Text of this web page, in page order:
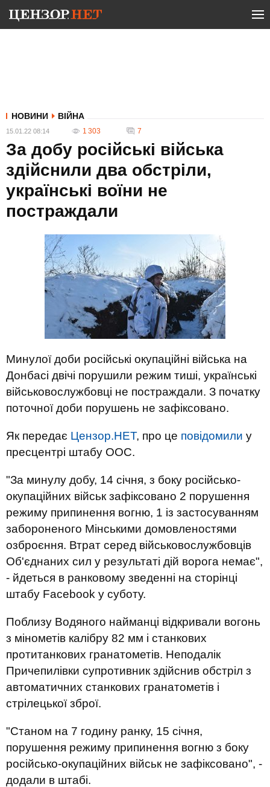
НОВИНИ ВІЙНА
15.01.22 08:14 1 303 7
За добу російські війська
здійснили два обстріли,
українські воїни не
постраждали
Минулої доби російські окупаційні війська на
Донбасі двічі порушили режим тиші, українські
військовослужбовці не постраждали. З початку
поточної доби порушень не зафіксовано.
Як передає Цензор.НЕТ, про це повідомили у
пресцентрі штабу ООС.
"За минулу добу, 14 січня, з боку російсько-
окупаційних військ зафіксовано 2 порушення
режиму припинення вогню, 1 із застосуванням
забороненого Мінськими домовленостями
озброєння. Втрат серед військовослужбовців
Об'єднаних сил у результаті дій ворога немає",
- йдеться в ранковому зведенні на сторінці
штабу Facebook у суботу.
Поблизу Водяного найманці відкривали вогонь
з мінометів калібру 82 мм і станкових
протитанкових гранатометів. Неподалік
Причепилівки супротивник здійснив обстріл з
автоматичних станкових гранатометів і
стрілецької зброї.
"Станом на 7 годину ранку, 15 січня,
порушення режиму припинення вогню з боку
російсько-окупаційних військ не зафіксовано", -
додали в штабі.